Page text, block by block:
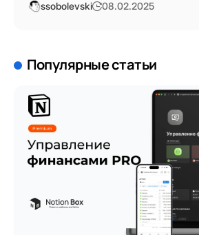
ssobolevski 08.02.2025
Популярные статьи